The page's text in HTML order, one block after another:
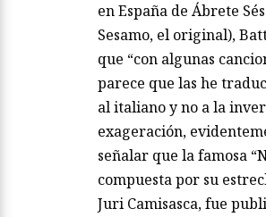
en España de Ábrete
Sesamo, el original),
que “con algunas
parece que las he
al italiano y no a la
exageración,
señalar que la famosa
compuesta por su
Juri Camisasca, fue